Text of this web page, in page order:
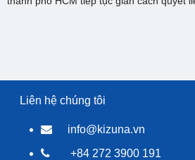
Liên hệ chúng tôi
info@kizuna.vn
+84 272 3900 191